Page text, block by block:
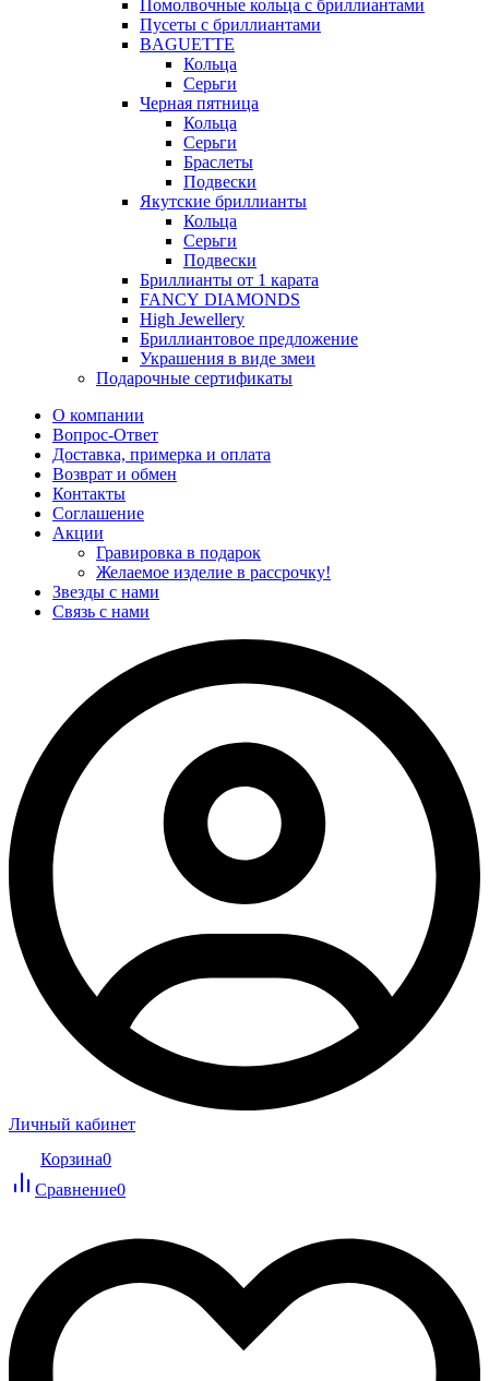
Помолвочные кольца с бриллиантами
Пусеты с бриллиантами
BAGUETTE
Кольца
Серьги
Черная пятница
Кольца
Серьги
Браслеты
Подвески
Якутские бриллианты
Кольца
Серьги
Подвески
Бриллианты от 1 карата
FANCY DIAMONDS
High Jewellery
Бриллиантовое предложение
Украшения в виде змеи
Подарочные сертификаты
О компании
Вопрос-Ответ
Доставка, примерка и оплата
Возврат и обмен
Контакты
Соглашение
Акции
Гравировка в подарок
Желаемое изделие в рассрочку!
Звезды с нами
Связь с нами
Личный кабинет
Корзина0
Сравнение0